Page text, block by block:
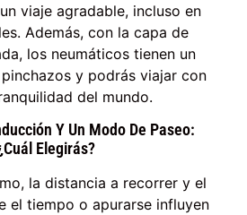
viaje agradable, incluso en
Además, con la capa de
los neumáticos tienen un
y podrás viajar con
del mundo.
Y Un Modo De Paseo:
Elegirás?
la distancia a recorrer y el
el tiempo o apurarse influyen